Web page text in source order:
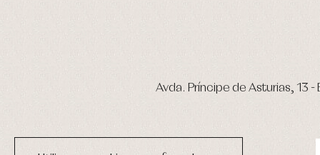
Avda. Príncipe de Asturias, 13 -